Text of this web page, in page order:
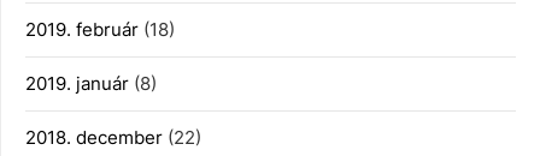
2019. február (18)
2019. január (8)
2018. december (22)